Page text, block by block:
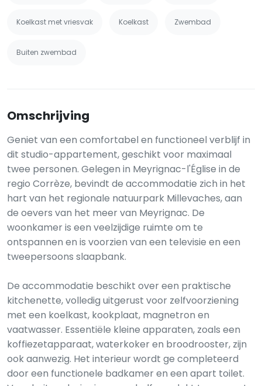
Koelkast met vriesvak Koelkast Zwembad
Buiten zwembad
Omschrijving
Geniet van een comfortabel en functioneel verblijf in
dit studio-appartement, geschikt voor maximaal
twee personen. Gelegen in Meyrignac-l'Église in de
regio Corrèze, bevindt de accommodatie zich in het
hart van het regionale natuurpark Millevaches, aan
de oevers van het meer van Meyrignac. De
woonkamer is een veelzijdige ruimte om te
ontspannen en is voorzien van een televisie en een
tweepersoons slaapbank.
De accommodatie beschikt over een praktische
kitchenette, volledig uitgerust voor zelfvoorziening
met een koelkast, kookplaat, magnetron en
vaatwasser. Essentiële kleine apparaten, zoals een
koffiezetapparaat, waterkoker en broodrooster, zijn
ook aanwezig. Het interieur wordt ge completeerd
door een functionele badkamer en een apart toilet.